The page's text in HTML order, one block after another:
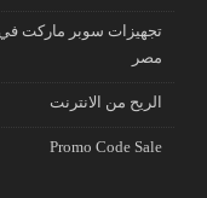
تجهيزات سوبر ماركت في
مصر
الريح من الانترنت
Promo Code Sale